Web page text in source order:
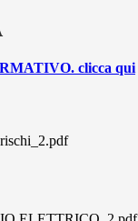
clicca qui